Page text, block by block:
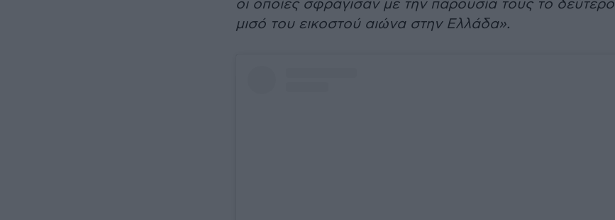
οι οποίες σφράγισαν με την παρουσία τους το δεύτερο
μισό του εικοστού αιώνα στην Ελλάδα».